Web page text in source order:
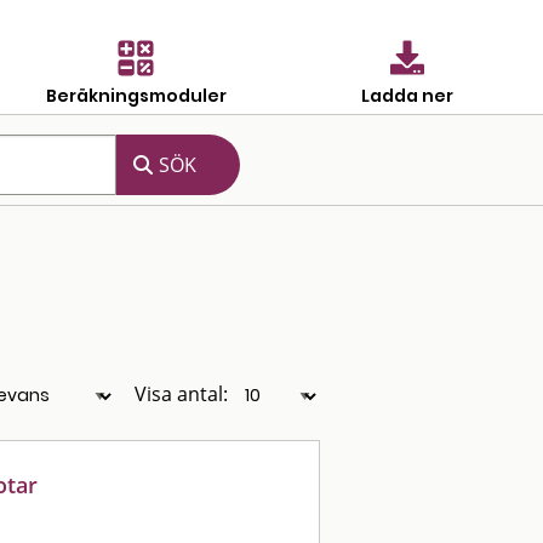
Beräkningsmoduler Ladda ner
Visa antal: